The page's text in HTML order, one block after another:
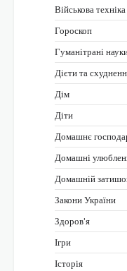
Військова
Гороскоп
Гуманітрані
Дієти та
Дім
Діти
Домашнє
Домашні
Домашній
Закони України
Здоров'я
Ігри
Історія